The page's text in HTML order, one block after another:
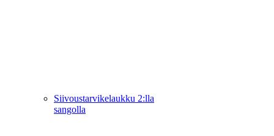
Siivoustarvikelaukku 2:lla
sangolla